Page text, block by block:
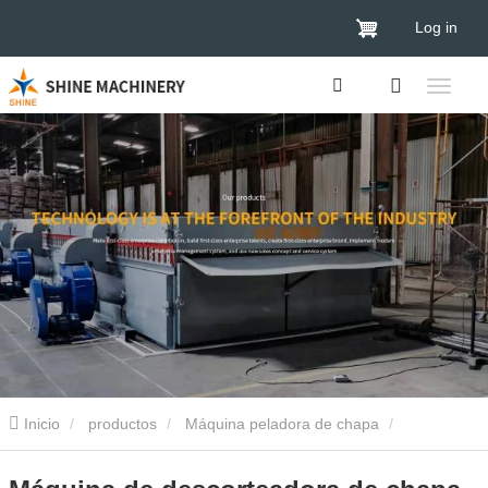
Log in
Inicio productos Máquina peladora de chapa
Desbarbador de troncos de madera de 4 pies